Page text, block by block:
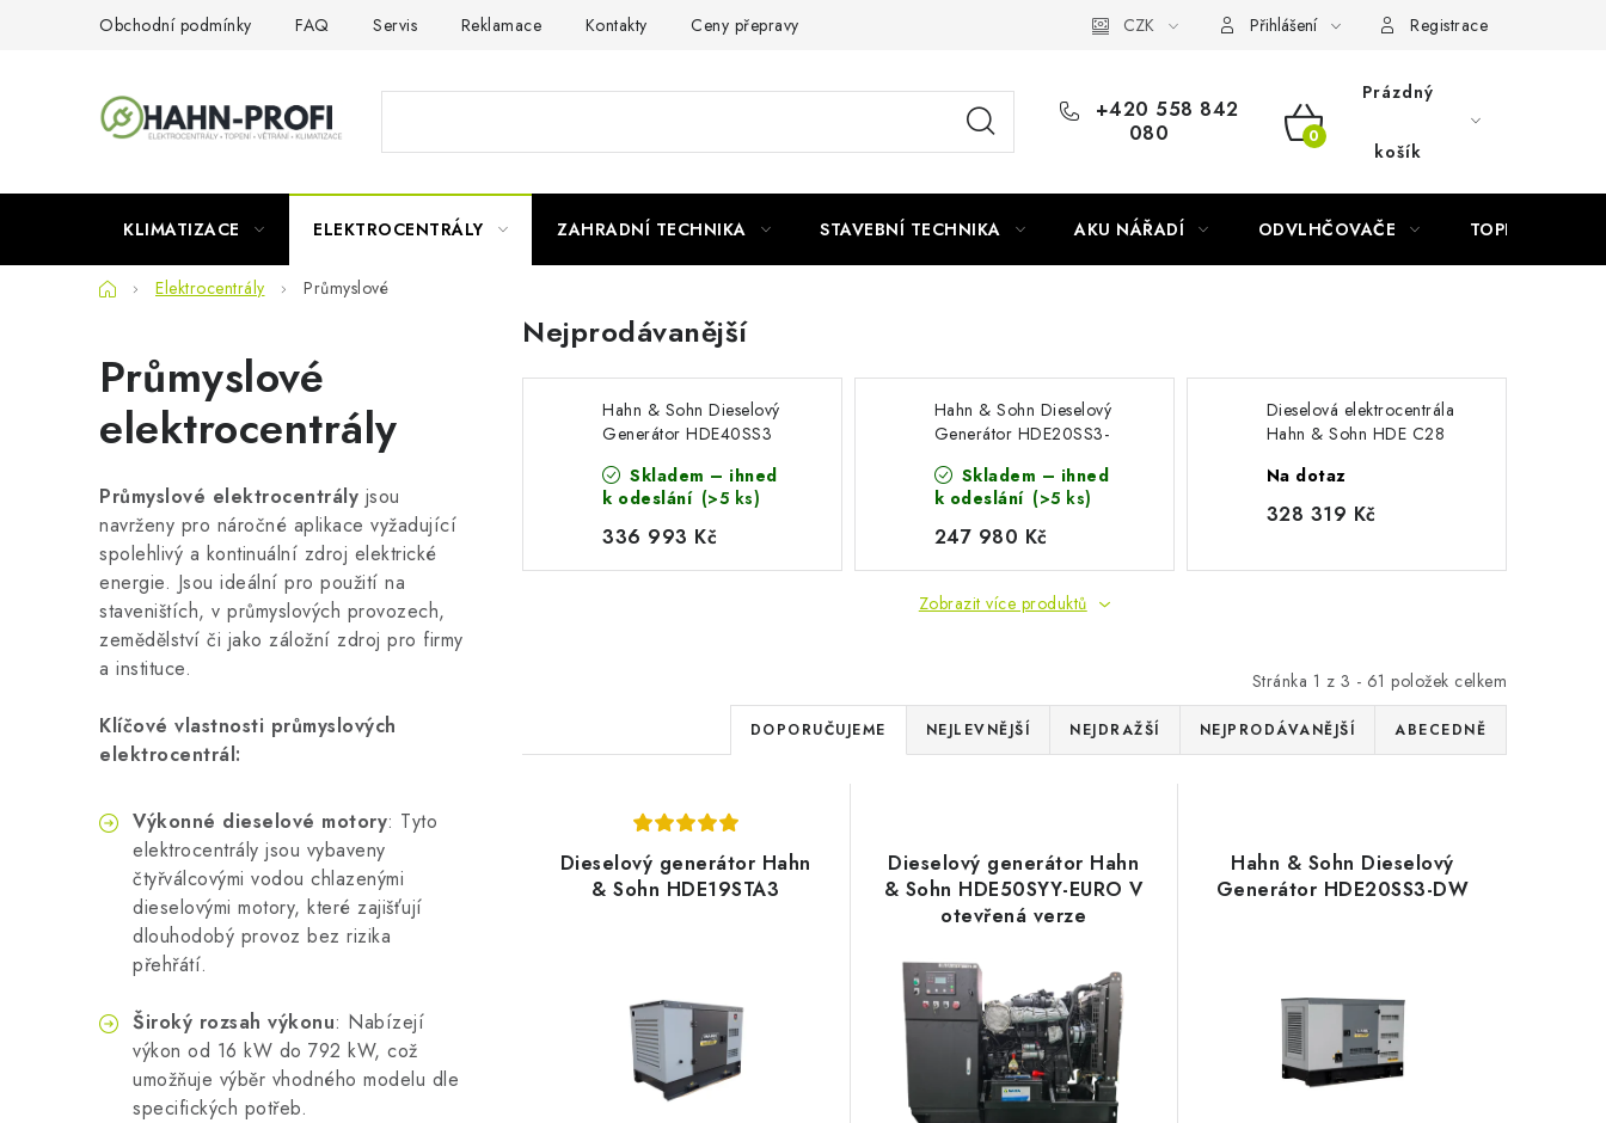
Obchodní podmínky FAQ Servis Reklamace Kontakty Ceny přepravy Náhradní díly Könner & Söhnen Reklamační řád
CZK Přihlášení Registrace
+420 558 842
080
NÁKUPNÍ
Prázdný
košík
KLIMATIZACE ELEKTROCENTRÁLY ZAHRADNÍ TECHNIKA STAVEBNÍ TECHNIKA AKU NÁŘADÍ ODVLHČOVAČE TOPIDLA
DomůElektrocentrály Průmyslové
Průmyslové
elektrocentrály
Průmyslové elektrocentrály jsou
navrženy pro náročné aplikace vyžadující
spolehlivý a kontinuální zdroj elektrické
energie. Jsou ideální pro použití na
staveništích, v průmyslových provozech,
zemědělství či jako záložní zdroj pro firmy
a instituce.
Klíčové vlastnosti průmyslových
elektrocentrál:
Výkonné dieselové motory: Tyto
elektrocentrály jsou vybaveny
čtyřválcovými vodou chlazenými
dieselovými motory, které zajišťují
dlouhodobý provoz bez rizika
přehřátí.
Široký rozsah výkonu: Nabízejí
výkon od 16 kW do 792 kW, což
umožňuje výběr vhodného modelu dle
specifických potřeb.
Nejprodávanější
Hahn & Sohn Dieselový
Generátor HDE40SS3
Skladem – ihned
k odeslání (>5 ks)
336 993 Kč
Hahn & Sohn Dieselový
Generátor HDE20SS3-
Skladem – ihned
k odeslání (>5 ks)
247 980 Kč
Dieselová elektrocentrála
Hahn & Sohn HDE C28
kVA)
Na dotaz
328 319 Kč
Zobrazit více produktů
Stránka 1 z 3 - 61 položek celkem
Ř
a
z
e
n
p
r
o
DOPORUČUJEME NEJLEVNĚJŠÍ NEJDRAŽŠÍ NEJPRODÁVANĚJŠÍ ABECEDNĚ
Dieselový generátor Hahn
& Sohn HDE19STA3
Dieselový generátor Hahn
& Sohn HDE50SYY-EURO V
otevřená verze
Hahn & Sohn Dieselový
Generátor HDE20SS3-DW